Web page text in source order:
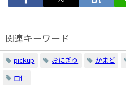
関連キーワード
pickup おにぎり かまど
由仁